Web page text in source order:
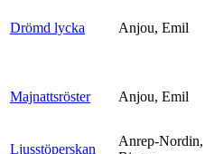
Drömd lycka Anjou, Emil
Majnattsröster Anjou, Emil
Ljusstöperskan
Anrep-Nordin,